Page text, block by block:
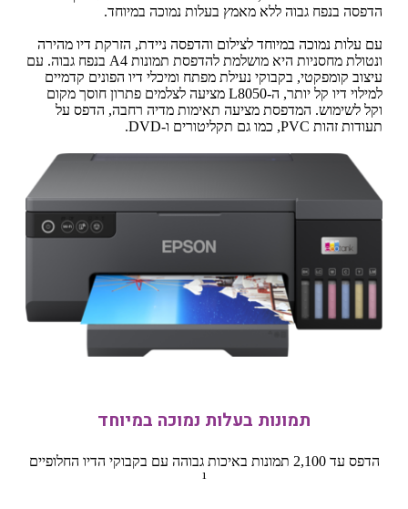
הדפסה בנפח גבוה ללא מאמץ בעלות נמוכה במיוחד.
עם עלות נמוכה במיוחד לצילום והדפסה ניידת, הזרקת דיו מהירה
ונטולת מחסניות היא מושלמת להדפסת תמונות A4 בנפח גבוה. עם
עיצוב קומפקטי, בקבוקי נעילת מפתח ומיכלי דיו הפונים קדמיים
למילוי דיו קל יותר, ה-L8050 מציעה לצלמים פתרון חוסך מקום
וקל לשימוש. המדפסת מציעה תאימות מדיה רחבה, הדפס על
תעודות זהות PVC, כמו גם תקליטורים ו-DVD.
תמונות בעלות נמוכה במיוחד
הדפס עד 2,100 תמונות באיכות גבוהה עם בקבוקי הדיו החלופיים
¹